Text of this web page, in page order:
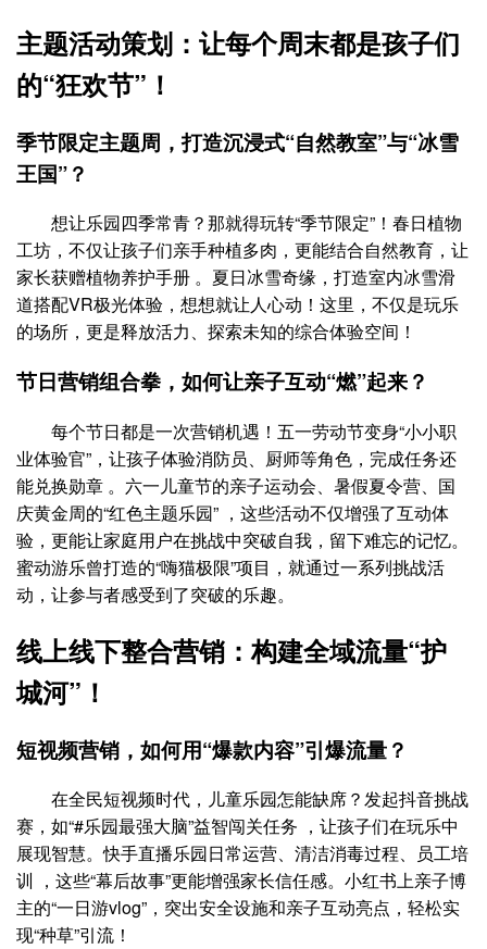
主题活动策划：让每个周末都是孩子们
的“狂欢节”！
季节限定主题周，打造沉浸式“自然教室”与“冰雪
王国”？
想让乐园四季常青？那就得玩转“季节限定”！春日植物
工坊，不仅让孩子们亲手种植多肉，更能结合自然教育，让
家长获赠植物养护手册 。夏日冰雪奇缘，打造室内冰雪滑
道搭配VR极光体验，想想就让人心动！这里，不仅是玩乐
的场所，更是释放活力、探索未知的综合体验空间！
节日营销组合拳，如何让亲子互动“燃”起来？
每个节日都是一次营销机遇！五一劳动节变身“小小职
业体验官”，让孩子体验消防员、厨师等角色，完成任务还
能兑换勋章 。六一儿童节的亲子运动会、暑假夏令营、国
庆黄金周的“红色主题乐园” ，这些活动不仅增强了互动体
验，更能让家庭用户在挑战中突破自我，留下难忘的记忆。
蜜动游乐曾打造的“嗨猫极限”项目，就通过一系列挑战活
动，让参与者感受到了突破的乐趣。
线上线下整合营销：构建全域流量“护
城河”！
短视频营销，如何用“爆款内容”引爆流量？
在全民短视频时代，儿童乐园怎能缺席？发起抖音挑战
赛，如“#乐园最强大脑”益智闯关任务 ，让孩子们在玩乐中
展现智慧。快手直播乐园日常运营、清洁消毒过程、员工培
训 ，这些“幕后故事”更能增强家长信任感。小红书上亲子博
主的“一日游vlog”，突出安全设施和亲子互动亮点，轻松实
现“种草”引流！